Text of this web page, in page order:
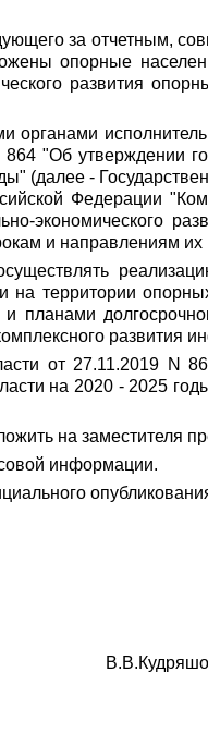
за отчетным,
опорные
развития
органами
"Об утверждении
(далее -
Федерации
экономического
и направлениям их
на территории
планами
развития
от 27.11.2019 N
на 2020 - 2025
на заместителя
информации.